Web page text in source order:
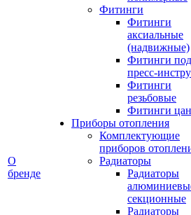
О
бренде
Фитинги
Фитинги
аксиальные
(надвижные)
Фитинги под
пресс-
Фитинги
резьбовые
Фитинги
Приборы отопления
Комплектующие
приборов
Радиаторы
Радиаторы
секционные
Радиаторы